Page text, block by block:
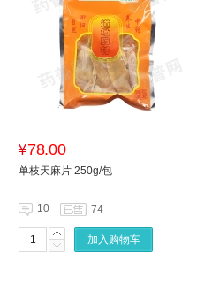
¥78.00
单枝天麻片 250g/包
10 74
加入购物车